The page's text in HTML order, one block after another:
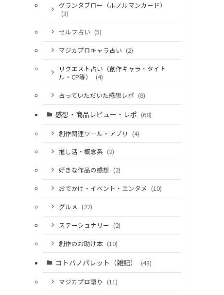
グランタブロー（ルノルマンカード）
(3)
セルフ占い (5)
マジカプロキャラ占い (2)
リクエスト占い（創作キャラ・タイト
ル・CP等）
(4)
占っていただいた感想レポ (8)
感想・商品レビュー・レポ (68)
創作関連ツール・アプリ (4)
推し活・概念系 (2)
好きな作品の感想 (2)
おでかけ・イベント・エンタメ (10)
グルメ (22)
ステーショナリー (2)
創作のお助け本 (10)
コトバノパレット（雑記） (43)
マジカプロ語り (11)